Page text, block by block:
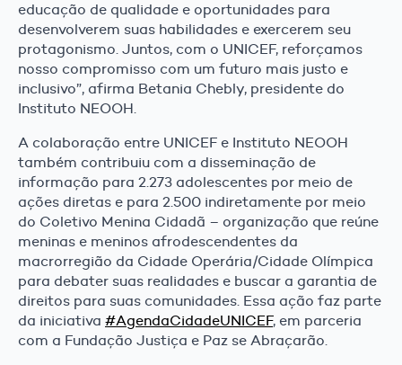
educação de qualidade e oportunidades para
desenvolverem suas habilidades e exercerem seu
protagonismo. Juntos, com o UNICEF, reforçamos
nosso compromisso com um futuro mais justo e
inclusivo”, afirma Betania Chebly, presidente do
Instituto NEOOH.
A colaboração entre UNICEF e Instituto NEOOH
também contribuiu com a disseminação de
informação para 2.273 adolescentes por meio de
ações diretas e para 2.500 indiretamente por meio
do Coletivo Menina Cidadã – organização que reúne
meninas e meninos afrodescendentes da
macrorregião da Cidade Operária/Cidade Olímpica
para debater suas realidades e buscar a garantia de
direitos para suas comunidades. Essa ação faz parte
da iniciativa #AgendaCidadeUNICEF, em parceria
com a Fundação Justiça e Paz se Abraçarão.